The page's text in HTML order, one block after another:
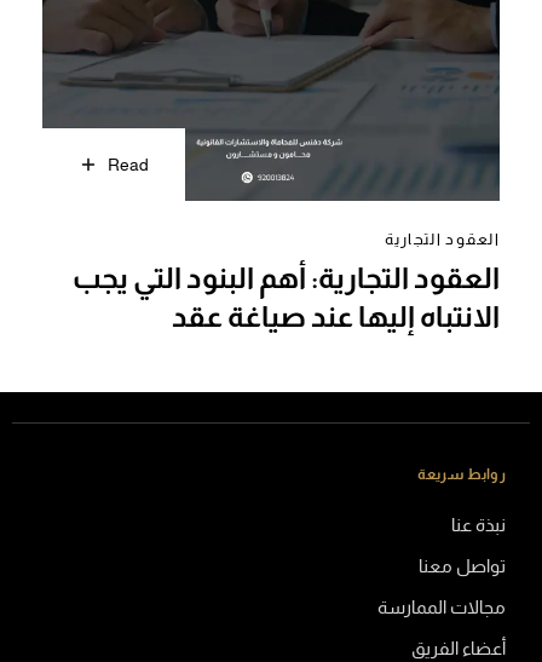
Read
العقود التجارية
العقود التجارية: أهم البنود التي يجب
الانتباه إليها عند صياغة عقد
روابط سريعة
نبذة عنا
تواصل معنا
مجالات الممارسة
أعضاء الفريق